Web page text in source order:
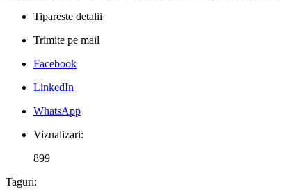
Tipareste detalii
Trimite pe mail
Facebook
LinkedIn
WhatsApp
Vizualizari:
899
Taguri: